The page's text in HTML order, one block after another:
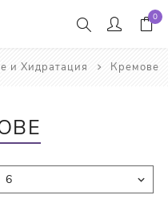
0
и Хидратация Кремове